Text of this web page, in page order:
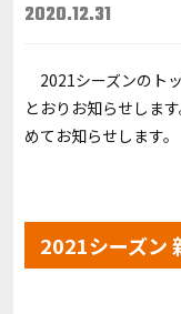
2020.12.31
2021シーズンのト
とおりお知らせしま
めてお知らせします。
2021シーズン